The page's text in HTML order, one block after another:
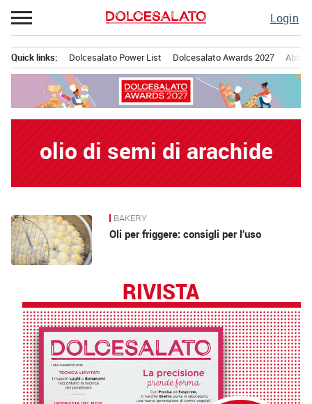
Passa
al
Login
principale
Quick links: Dolcesalato Power List Dolcesalato Awards 2027
olio di semi di arachide
News BAKERY
Oli per friggere: consigli per l’uso
RIVISTA